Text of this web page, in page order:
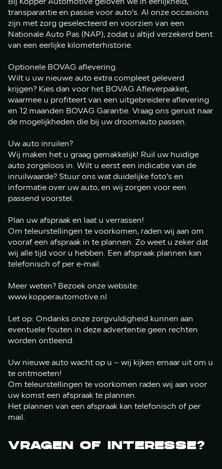
transparantie en passie voor auto’s. Al onze occasions
zijn met zorg geselecteerd en voorzien van een
Nationale Auto Pas (NAP), zodat u altijd verzekerd bent
van een eerlijke kilometerhistorie.
Optionele BOVAG aflevering.
Wilt u uw nieuwe auto extra compleet geleverd
krijgen? Kies dan voor het BOVAG Afleverpakket,
waarmee u profiteert van een uitgebreidere aflevering
en 12 maanden BOVAG Garantie. Vraag ons gerust naar
de mogelijkheden die bij uw droomauto passen.
Uw auto inruilen?
Wij maken het u graag gemakkelijk! Ruil uw huidige
auto zorgeloos in. Wilt u eerst een indicatie van de
inruilwaarde? Stuur ons wat duidelijke foto’s en
informatie over uw auto, en wij zorgen voor een
passend voorstel.
Plan uw afspraak en laat u verrassen!
Om teleurstellingen te voorkomen, raden wij aan om
vooraf een afspraak in te plannen. Zo weet u zeker dat
wij alle tijd voor u hebben. Een afspraak plannen kan
telefonisch of per e-mail.
Meer weten? Bezoek onze website:
www.kopperautomotive.nl
Let op: Ondanks onze zorgvuldigheid kunnen aan
eventuele fouten in deze advertentie geen rechten
worden ontleend.
Uw nieuwe auto wacht op u – wij kijken ernaar uit om u
te ontmoeten!
Om teleurstellingen te voorkomen raden wij aan voor
uw komst een afspraak te plannen.
Het plannen van een afspraak kan telefonisch of per
mail.
VRAGEN OF INTERESSE?